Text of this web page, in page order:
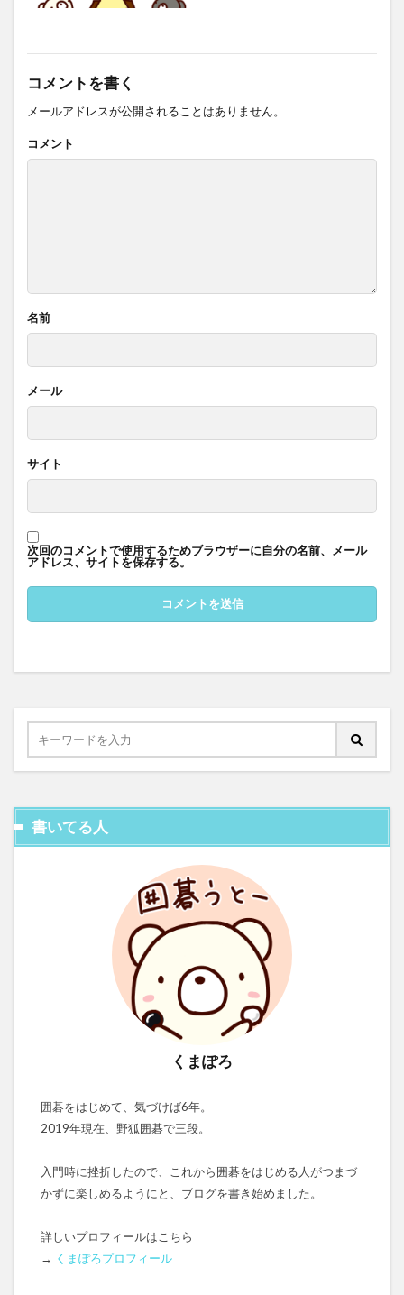
コメントを書く
メールアドレスが公開されることはありません。
コメント
名前
メール
サイト
次回のコメントで使用するためブラウザーに自分の名前、メール
アドレス、サイトを保存する。
書いてる人
くまぽろ
囲碁をはじめて、気づけば6年。
2019年現在、野狐囲碁で三段。
入門時に挫折したので、これから囲碁をはじめる人がつまづ
かずに楽しめるようにと、ブログを書き始めました。
詳しいプロフィールはこちら
→ くまぽろプロフィール